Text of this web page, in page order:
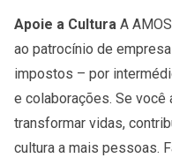
Apoie a Cultura A
ao patrocínio de
impostos – por
e colaborações. Se você
transformar vidas,
cultura a mais pessoas.